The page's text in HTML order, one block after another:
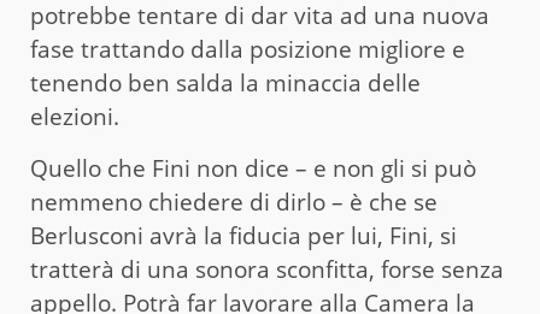
potrebbe tentare di dar vita ad una nuova
fase trattando dalla posizione migliore e
tenendo ben salda la minaccia delle
elezioni.
Quello che Fini non dice – e non gli si può
nemmeno chiedere di dirlo – è che se
Berlusconi avrà la fiducia per lui, Fini, si
tratterà di una sonora sconfitta, forse senza
appello. Potrà far lavorare alla Camera la